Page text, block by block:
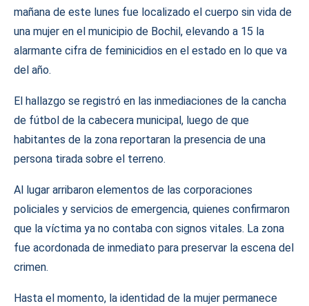
mañana de este lunes fue localizado el cuerpo sin vida de
una mujer en el municipio de Bochil, elevando a 15 la
alarmante cifra de feminicidios en el estado en lo que va
del año.
El hallazgo se registró en las inmediaciones de la cancha
de fútbol de la cabecera municipal, luego de que
habitantes de la zona reportaran la presencia de una
persona tirada sobre el terreno.
Al lugar arribaron elementos de las corporaciones
policiales y servicios de emergencia, quienes confirmaron
que la víctima ya no contaba con signos vitales. La zona
fue acordonada de inmediato para preservar la escena del
crimen.
Hasta el momento, la identidad de la mujer permanece